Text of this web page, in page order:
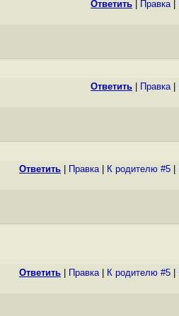
Ответить Правка|
Ответить Правка|
Ответить Правка| К родителю #5
Ответить Правка| К родителю #5